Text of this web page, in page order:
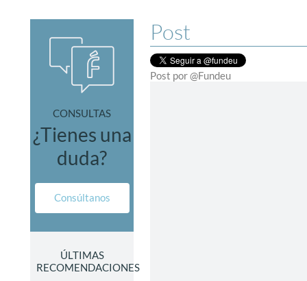
CONSULTAS
¿Tienes una
duda?
Consúltanos
ÚLTIMAS
RECOMENDACIONES
Post
Post por @Fundeu